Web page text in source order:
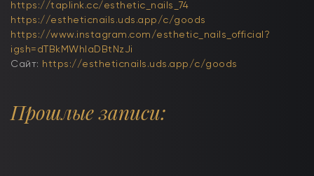
https://taplink.cc/esthetic_nails_74
https://estheticnails.uds.app/c/goods
https://www.instagram.com/esthetic_nails_official?
igsh=dTBkMWhlaDBtNzJi
Сайт: https://estheticnails.uds.app/c/goods
Прошлые записи: